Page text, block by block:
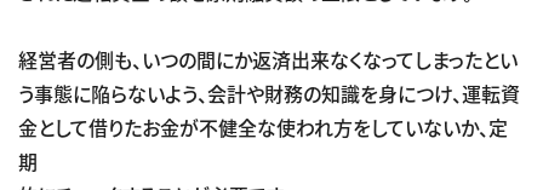
経営者の側も、いつの間にか返済出来なくなってしまったとい
う事態に陥らないよう、会計や財務の知識を身につけ、運転資
金として借りたお金が不健全な使われ方をしていないか、定
期